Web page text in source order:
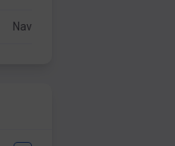
Nav